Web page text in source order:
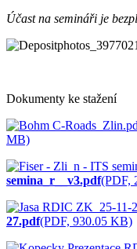
Účast na semináři je
Dokumenty ke stažení
MB)
semina_r__v3.pdf(PDF,
27.pdf(PDF, 930.05 KB)